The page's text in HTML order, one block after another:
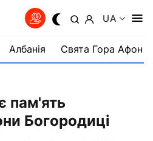
UA
Албанія Свята Гора Афон
пам'ять
Богородиці